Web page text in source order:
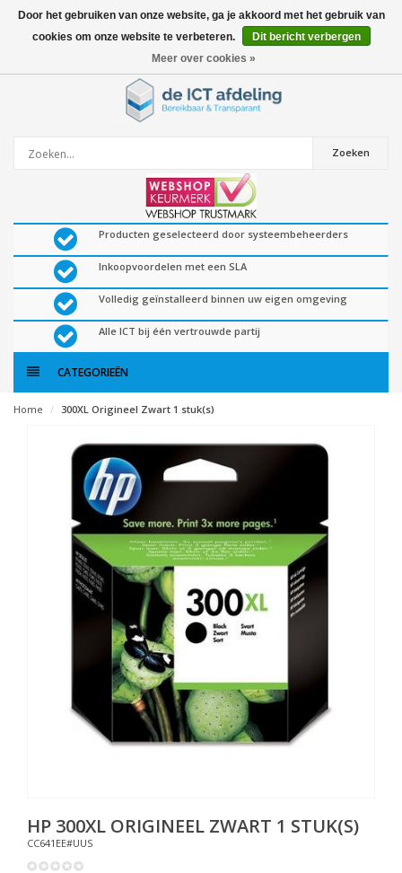
0artikelen
Zoeken
Producten geselecteerd door systeembeheerders
Inkoopvoordelen met een SLA
Volledig geïnstalleerd binnen uw eigen omgeving
Alle ICT bij één vertrouwde partij
CATEGORIEËN
Home 300XL Origineel Zwart 1 stuk(s)
HP 300XL ORIGINEEL ZWART 1 STUK(S)
CC641EE#UUS
Door het gebruiken van onze website, ga je akkoord met het gebruik van
cookies om onze website te verbeteren.
Dit bericht verbergen
Meer over cookies »